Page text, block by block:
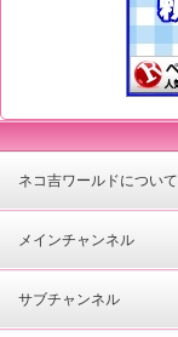
ネコ吉ワールドについて
メインチャンネル
サブチャンネル